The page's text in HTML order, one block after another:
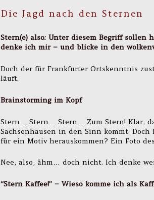
Die Jagd nach den Sternen
Stern(e) also: Unter diesem Begriff sollen
denke ich mir – und blicke in den
Doch der für Frankfurter Ortskenntnis
läuft.
Brainstorming im Kopf
Stern… Stern… Stern… Zum Stern! Klar,
Sachsenhausen in den Sinn kommt.
für ein Motiv herauskommen? Ein Foto
Nee, also, ähm… doch nicht. Ich denke
“Stern Kaffee!” – Wieso komme ich als